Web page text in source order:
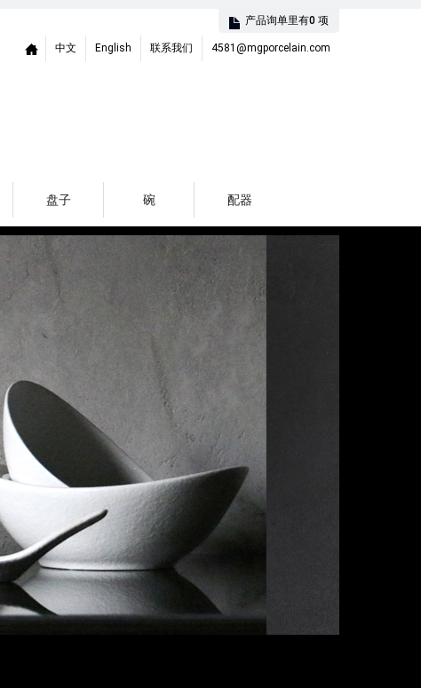
产品询单里有0 项
Home
中文 English 联系我们 4581@mgporcelain.com
盘子 碗 配器